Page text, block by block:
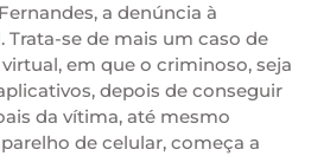
a denúncia à
se de mais um caso de
em que o criminoso, seja
depois de conseguir
da vítima, até mesmo
de celular, começa a